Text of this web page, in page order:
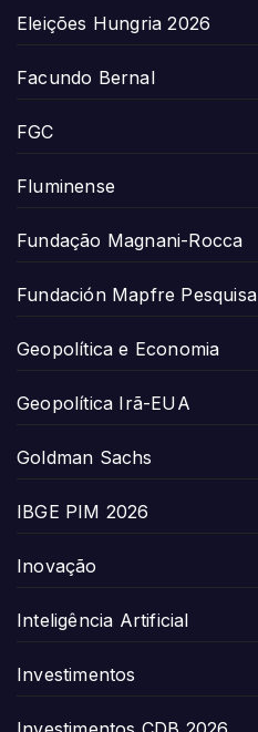
Eleições Hungria 2026
Facundo Bernal
FGC
Fluminense
Fundação Magnani-Rocca
Fundación Mapfre Pesquisa
Geopolítica e Economia
Geopolítica Irã-EUA
Goldman Sachs
IBGE PIM 2026
Inovação
Inteligência Artificial
Investimentos